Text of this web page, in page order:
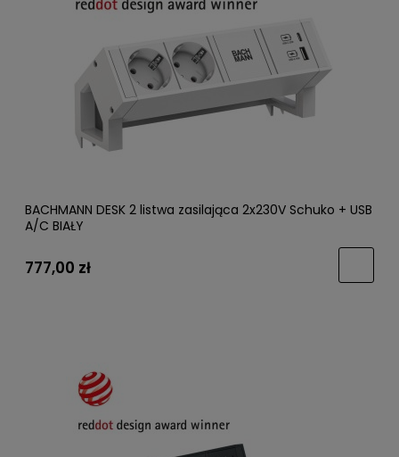
BACHMANN DESK 2 listwa zasilająca 2x230V Schuko + USB
A/C BIAŁY
777,00 zł